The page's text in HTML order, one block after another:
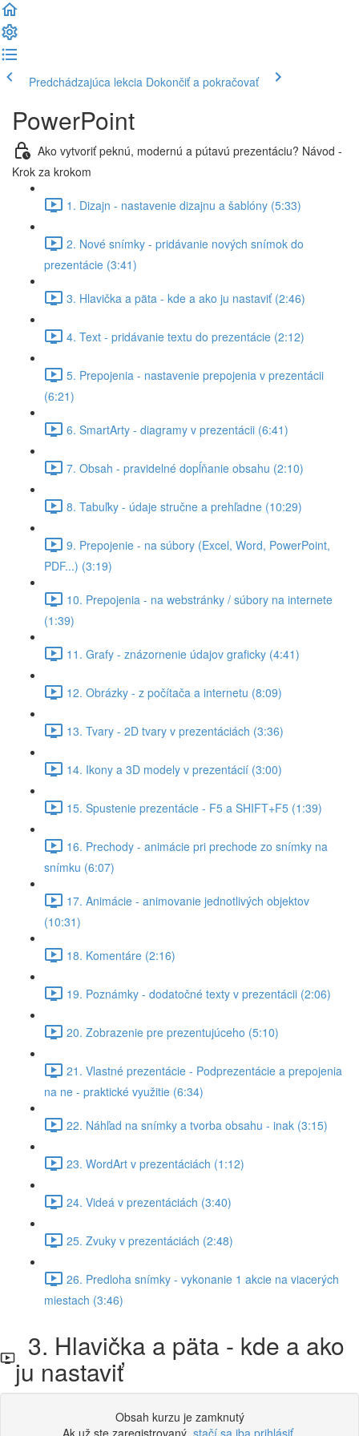
Predchádzajúca lekcia Dokončiť a pokračovať
PowerPoint
Ako vytvoriť peknú, modernú a pútavú prezentáciu? Návod -
Krok za krokom
1. Dizajn - nastavenie dizajnu a šablóny (5:33)
2. Nové snímky - pridávanie nových snímok do
prezentácie (3:41)
3. Hlavička a päta - kde a ako ju nastaviť (2:46)
4. Text - pridávanie textu do prezentácie (2:12)
5. Prepojenia - nastavenie prepojenia v prezentácii
(6:21)
6. SmartArty - diagramy v prezentácii (6:41)
7. Obsah - pravidelné dopĺňanie obsahu (2:10)
8. Tabuľky - údaje stručne a prehľadne (10:29)
9. Prepojenie - na súbory (Excel, Word, PowerPoint,
PDF...) (3:19)
10. Prepojenia - na webstránky / súbory na internete
(1:39)
11. Grafy - znázornenie údajov graficky (4:41)
12. Obrázky - z počítača a internetu (8:09)
13. Tvary - 2D tvary v prezentáciách (3:36)
14. Ikony a 3D modely v prezentácií (3:00)
15. Spustenie prezentácie - F5 a SHIFT+F5 (1:39)
16. Prechody - animácie pri prechode zo snímky na
snímku (6:07)
17. Animácie - animovanie jednotlivých objektov
(10:31)
18. Komentáre (2:16)
19. Poznámky - dodatočné texty v prezentácii (2:06)
20. Zobrazenie pre prezentujúceho (5:10)
21. Vlastné prezentácie - Podprezentácie a prepojenia
na ne - praktické využitie (6:34)
22. Náhľad na snímky a tvorba obsahu - inak (3:15)
23. WordArt v prezentáciách (1:12)
24. Videá v prezentáciách (3:40)
25. Zvuky v prezentáciách (2:48)
26. Predloha snímky - vykonanie 1 akcie na viacerých
miestach (3:46)
3. Hlavička a päta - kde a ako
ju nastaviť
Obsah kurzu je zamknutý
Ak už ste zaregistrovaný, stačí sa iba prihlásiť.